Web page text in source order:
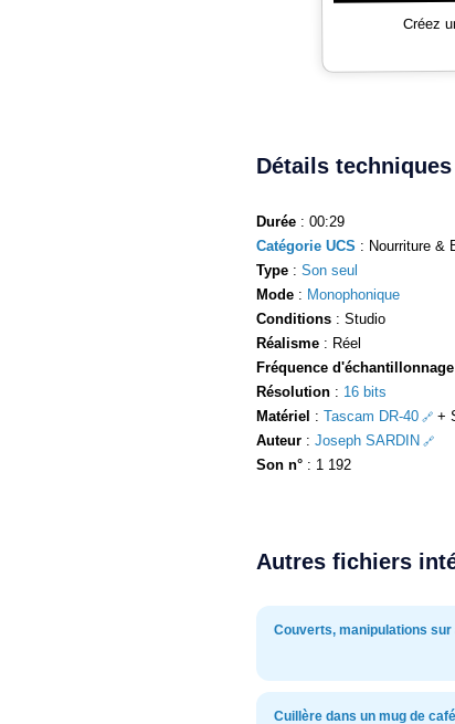
Créez
Détails techniques
Durée : 00:29
Catégorie UCS : Nourriture &
Type : Son seul
Mode : Monophonique
Conditions : Studio
Réalisme : Réel
Fréquence d'échantillonnage
Résolution : 16 bits
Matériel : Tascam DR-40
+
Auteur : Joseph SARDIN
Son n° : 1 192
Autres fichiers
Couverts, manipulations
Cuillère dans un mug de café